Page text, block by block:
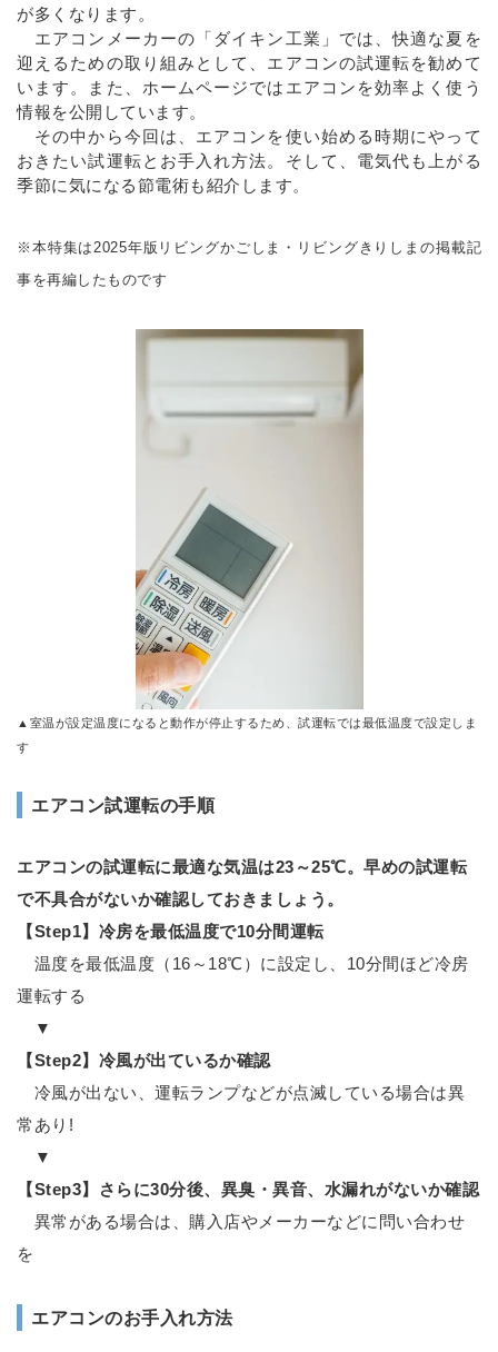
が多くなります。
エアコンメーカーの「ダイキン工業」では、快適な夏を
迎えるための取り組みとして、エアコンの試運転を勧めて
います。また、ホームページではエアコンを効率よく使う
情報を公開しています。
その中から今回は、エアコンを使い始める時期にやって
おきたい試運転とお手入れ方法。そして、電気代も上がる
季節に気になる節電術も紹介します。
※本特集は2025年版リビングかごしま・リビングきりしまの掲載記
事を再編したものです
▲室温が設定温度になると動作が停止するため、試運転では最低温度で設定しま
す
エアコン試運転の手順
エアコンの試運転に最適な気温は23～25℃。早めの試運転
で不具合がないか確認しておきましょう。
【Step1】冷房を最低温度で10分間運転
温度を最低温度（16～18℃）に設定し、10分間ほど冷房
運転する
▼
【Step2】冷風が出ているか確認
冷風が出ない、運転ランプなどが点滅している場合は異
常あり!
▼
【Step3】さらに30分後、異臭・異音、水漏れがないか確認
異常がある場合は、購入店やメーカーなどに問い合わせ
を
エアコンのお手入れ方法